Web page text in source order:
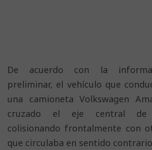
De acuerdo con la
preliminar, el vehículo que
una camioneta Volkswagen
cruzado el eje central de
colisionando frontalmente con
que circulaba en sentido